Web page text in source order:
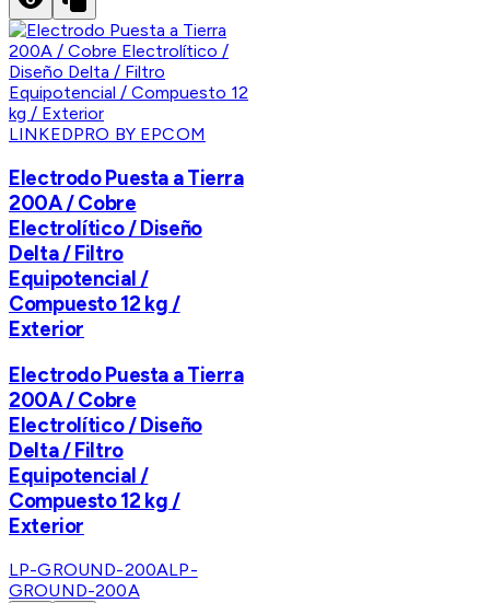
LINKEDPRO BY EPCOM
Electrodo Puesta a Tierra
200A / Cobre
Electrolítico / Diseño
Delta / Filtro
Equipotencial /
Compuesto 12 kg /
Exterior
Electrodo Puesta a Tierra
200A / Cobre
Electrolítico / Diseño
Delta / Filtro
Equipotencial /
Compuesto 12 kg /
Exterior
LP-GROUND-200ALP-
GROUND-200A